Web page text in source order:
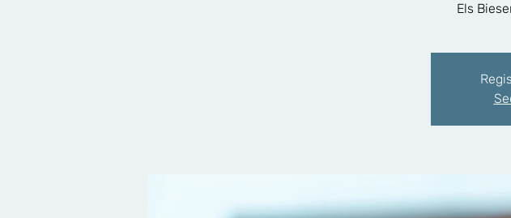
Els